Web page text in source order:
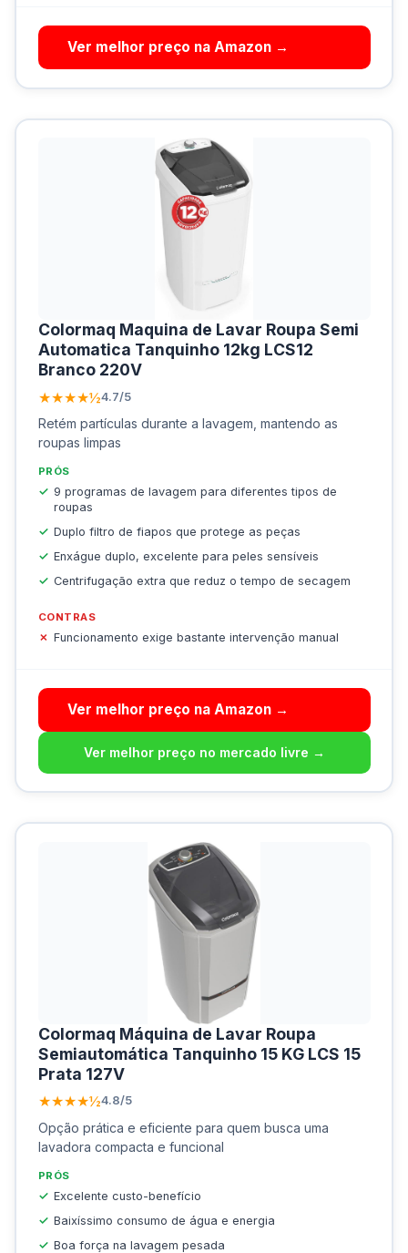
Ver melhor preço na Amazon →
Colormaq Maquina de Lavar Roupa Semi
Automatica Tanquinho 12kg LCS12
Branco 220V
★★★★½4.7/5
Retém partículas durante a lavagem, mantendo as
roupas limpas
PRÓS
9 programas de lavagem para diferentes tipos de
roupas
Duplo filtro de fiapos que protege as peças
Enxágue duplo, excelente para peles sensíveis
Centrifugação extra que reduz o tempo de secagem
CONTRAS
Funcionamento exige bastante intervenção manual
Ver melhor preço na Amazon →
Ver melhor preço no mercado livre →
Colormaq Máquina de Lavar Roupa
Semiautomática Tanquinho 15 KG LCS 15
Prata 127V
★★★★½4.8/5
Opção prática e eficiente para quem busca uma
lavadora compacta e funcional
PRÓS
Excelente custo-benefício
Baixíssimo consumo de água e energia
Boa força na lavagem pesada